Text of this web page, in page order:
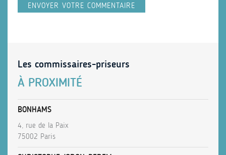
Les commissaires-priseurs
À PROXIMITÉ
BONHAMS
4, rue de la Paix
75002 Paris